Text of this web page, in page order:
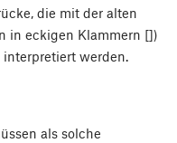
die mit der alten
in eckigen Klammern [])
werden.
als solche